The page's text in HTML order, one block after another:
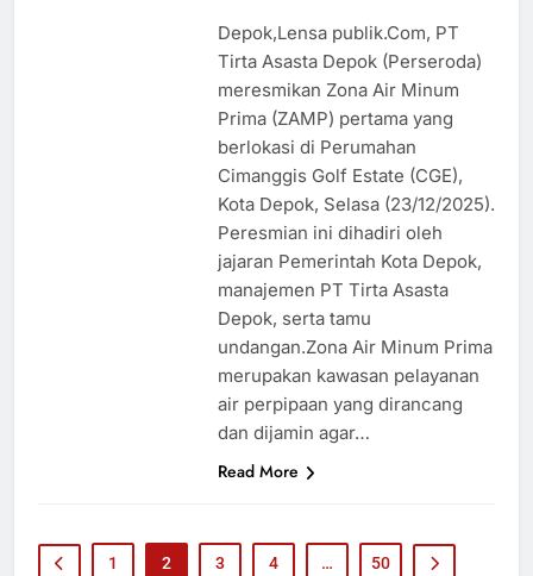
Depok,Lensa publik.Com, PT
Tirta Asasta Depok (Perseroda)
meresmikan Zona Air Minum
Prima (ZAMP) pertama yang
berlokasi di Perumahan
Cimanggis Golf Estate (CGE),
Kota Depok, Selasa (23/12/2025).
Peresmian ini dihadiri oleh
jajaran Pemerintah Kota Depok,
manajemen PT Tirta Asasta
Depok, serta tamu
undangan.Zona Air Minum Prima
merupakan kawasan pelayanan
air perpipaan yang dirancang
dan dijamin agar…
Read More
1 2 3 4 … 50